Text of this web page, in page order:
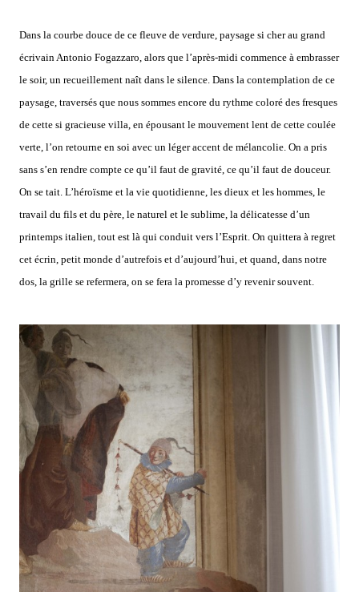
Dans la courbe douce de ce fleuve de verdure, paysage si cher au grand
écrivain Antonio Fogazzaro, alors que l’après-midi commence à embrasser
le soir, un recueillement naît dans le silence. Dans la contemplation de ce
paysage, traversés que nous sommes encore du rythme coloré des fresques
de cette si gracieuse villa, en épousant le mouvement lent de cette coulée
verte, l’on retourne en soi avec un léger accent de mélancolie. On a pris
sans s’en rendre compte ce qu’il faut de gravité, ce qu’il faut de douceur.
On se tait. L’héroïsme et la vie quotidienne, les dieux et les hommes, le
travail du fils et du père, le naturel et le sublime, la délicatesse d’un
printemps italien, tout est là qui conduit vers l’Esprit. On quittera à regret
cet écrin, petit monde d’autrefois et d’aujourd’hui, et quand, dans notre
dos, la grille se refermera, on se fera la promesse d’y revenir souvent.